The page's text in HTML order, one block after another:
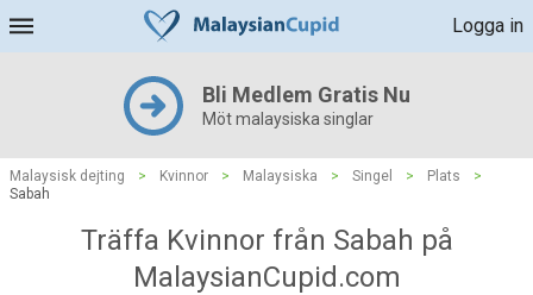
Logga in
Bli Medlem Gratis Nu
Möt malaysiska singlar
Malaysisk dejting > Kvinnor > Malaysiska > Singel > Plats
>
Sabah
Träffa Kvinnor från Sabah på
MalaysianCupid.com